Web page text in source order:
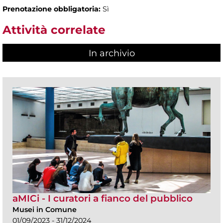
Prenotazione obbligatoria: Sì
Attività correlate
In archivio
aMICi - I curatori a fianco del pubblico
Musei in Comune
01/09/2023 - 31/12/2024